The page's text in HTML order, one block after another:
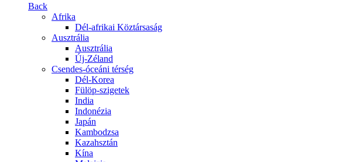
Back
Afrika
Dél-afrikai Köztársaság
Ausztrália
Ausztrália
Új-Zéland
Csendes-óceáni térség
Dél-Korea
Fülöp-szigetek
India
Indonézia
Japán
Kambodzsa
Kazahsztán
Kína